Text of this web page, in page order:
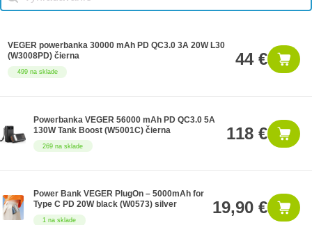
499 na sklade
VEGER powerbanka 30000 mAh PD QC3.0 3A 20W L30
(W3008PD) čierna
44 €
269 na sklade
Powerbanka VEGER 56000 mAh PD QC3.0 5A
130W Tank Boost (W5001C) čierna
118 €
1 na sklade
Power Bank VEGER PlugOn – 5000mAh for
Type C PD 20W black (W0573) silver
19,90 €